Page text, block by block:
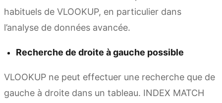
habituels de VLOOKUP, en particulier dans
l’analyse de données avancée.
Recherche de droite à gauche possible
VLOOKUP ne peut effectuer une recherche que de
gauche à droite dans un tableau. INDEX MATCH